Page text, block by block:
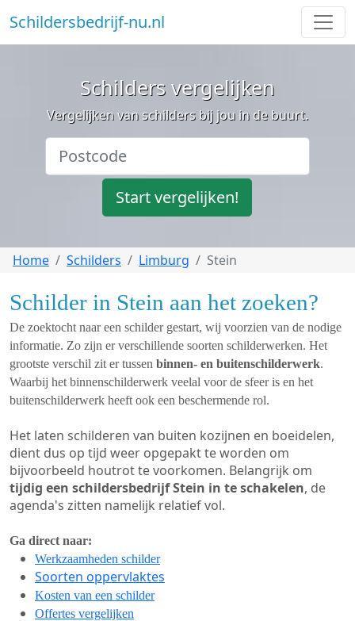
Schildersbedrijf-nu.nl
Schilders vergelijken
Vergelijken van schilders bij jou in de buurt.
Start vergelijken!
Home Schilders Limburg Stein
Schilder in Stein aan het zoeken?
De zoektocht naar een schilder gestart, wij voorzien van de nodige
informatie. Zo zijn er verschillende soorten schilderwerken. Het
grootste verschil zit er tussen binnen- en buitenschilderwerk.
Waarbij het binnenschilderwerk veelal voor de sfeer is en het
buitenschilderwerk heeft ook een beschermende rol.
Het laten schilderen van buiten kozijnen en boeidelen,
dient dus op tijd weer opgepakt te worden om
bijvoorbeeld houtrot te voorkomen. Belangrijk om
tijdig een schildersbedrijf Stein in te schakelen, de
agenda's zitten namelijk relatief vol.
Ga direct naar:
Werkzaamheden schilder
Soorten oppervlaktes
Kosten van een schilder
Offertes vergelijken